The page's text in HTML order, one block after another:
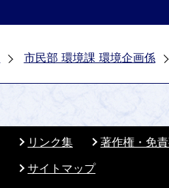
市民部 環境課 環境企画係
リンク集 著作権・免
サイトマップ